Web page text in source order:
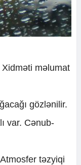
məlumat
gözlənilir.
var. Cənub-
təzyiqi